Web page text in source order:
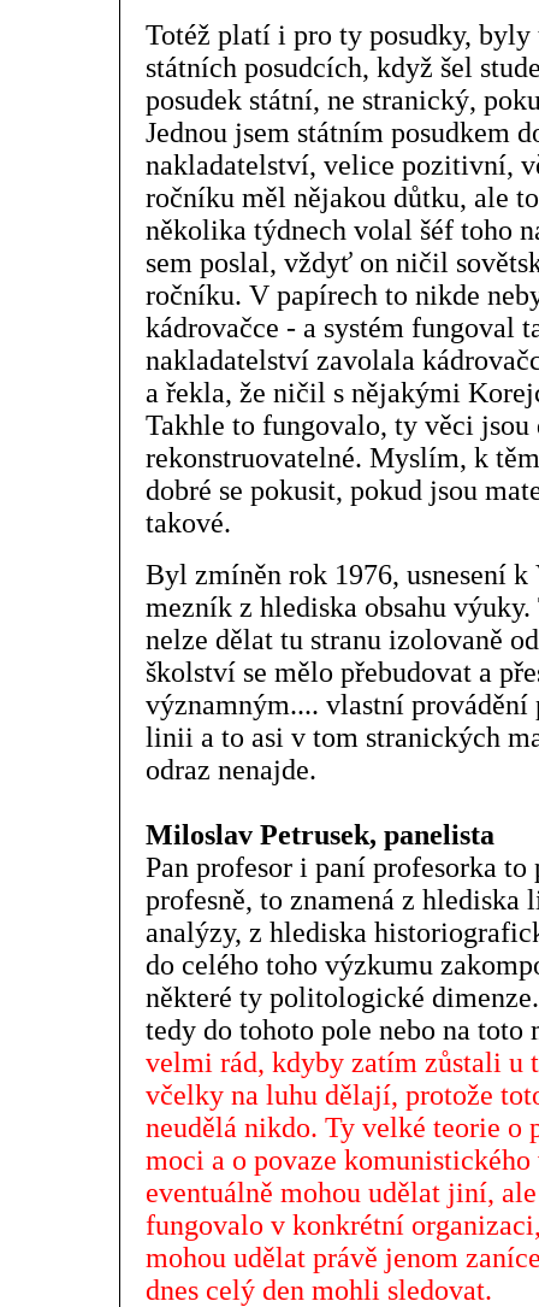
Totéž platí i pro ty posudky, byly
státních posudcích, když šel
posudek státní, ne stranický,
Jednou jsem státním posudkem
nakladatelství, velice pozitivní,
ročníku měl nějakou důtku, ale
několika týdnech volal šéf toho
sem poslal, vždyť on ničil
ročníku. V papírech to nikde
kádrovačce - a systém fungoval
nakladatelství zavolala
a řekla, že ničil s nějakými
Takhle to fungovalo, ty věci jsou
rekonstruovatelné. Myslím, k
dobré se pokusit, pokud jsou
takové.
Byl zmíněn rok 1976, usnesení
mezník z hlediska obsahu
nelze dělat tu stranu izolovaně
školství se mělo přebudovat a
významným.... vlastní provádění
linii a to asi v tom stranických
odraz nenajde.
Miloslav Petrusek, panelista
Pan profesor i paní profesorka
profesně, to znamená z
analýzy, z hlediska
do celého toho výzkumu
některé ty politologické
tedy do tohoto pole nebo na toto
velmi rád, kdyby zatím zůstali u
včelky na luhu dělají, protože
neudělá nikdo. Ty velké teorie o
moci a o povaze
eventuálně mohou udělat jiní,
fungovalo v konkrétní
mohou udělat právě jenom
dnes celý den mohli sledovat.